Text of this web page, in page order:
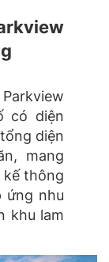
có diện
diện
mang
thông
ứng nhu
khu lam